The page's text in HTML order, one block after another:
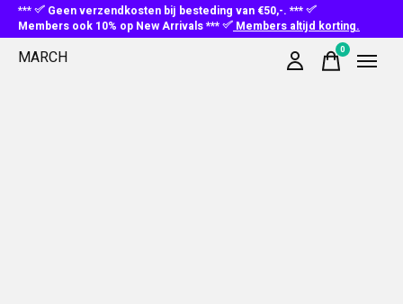
***
Geen verzendkosten bij besteding van €50,-. ***
Members ook 10% op New Arrivals ***
Members altijd korting.
MARCH 0items